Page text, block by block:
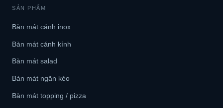
SẢN PHẨM
Bàn mát cánh inox
Bàn mát cánh kính
Bàn mát salad
Bàn mát ngăn kéo
Bàn mát topping / pizza